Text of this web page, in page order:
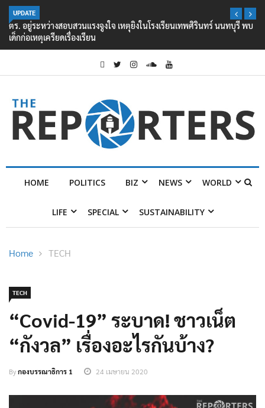
UPDATE
ตร. อยู่ระหว่างสอบสวนแรงจูงใจ เหตุยิงในโรงเรียนเทพศิรินทร์ นนทบุรี พบ
เด็กก่อเหตุเครียดเรื่องเรียน
HOME POLITICS BIZ NEWS WORLD
LIFE SPECIAL SUSTAINABILITY
Home TECH
TECH
“Covid-19” ระบาด! ชาวเน็ต
“กังวล” เรื่องอะไรกันบ้าง?
Byกองบรรณาธิการ 1 24 เมษายน 2020